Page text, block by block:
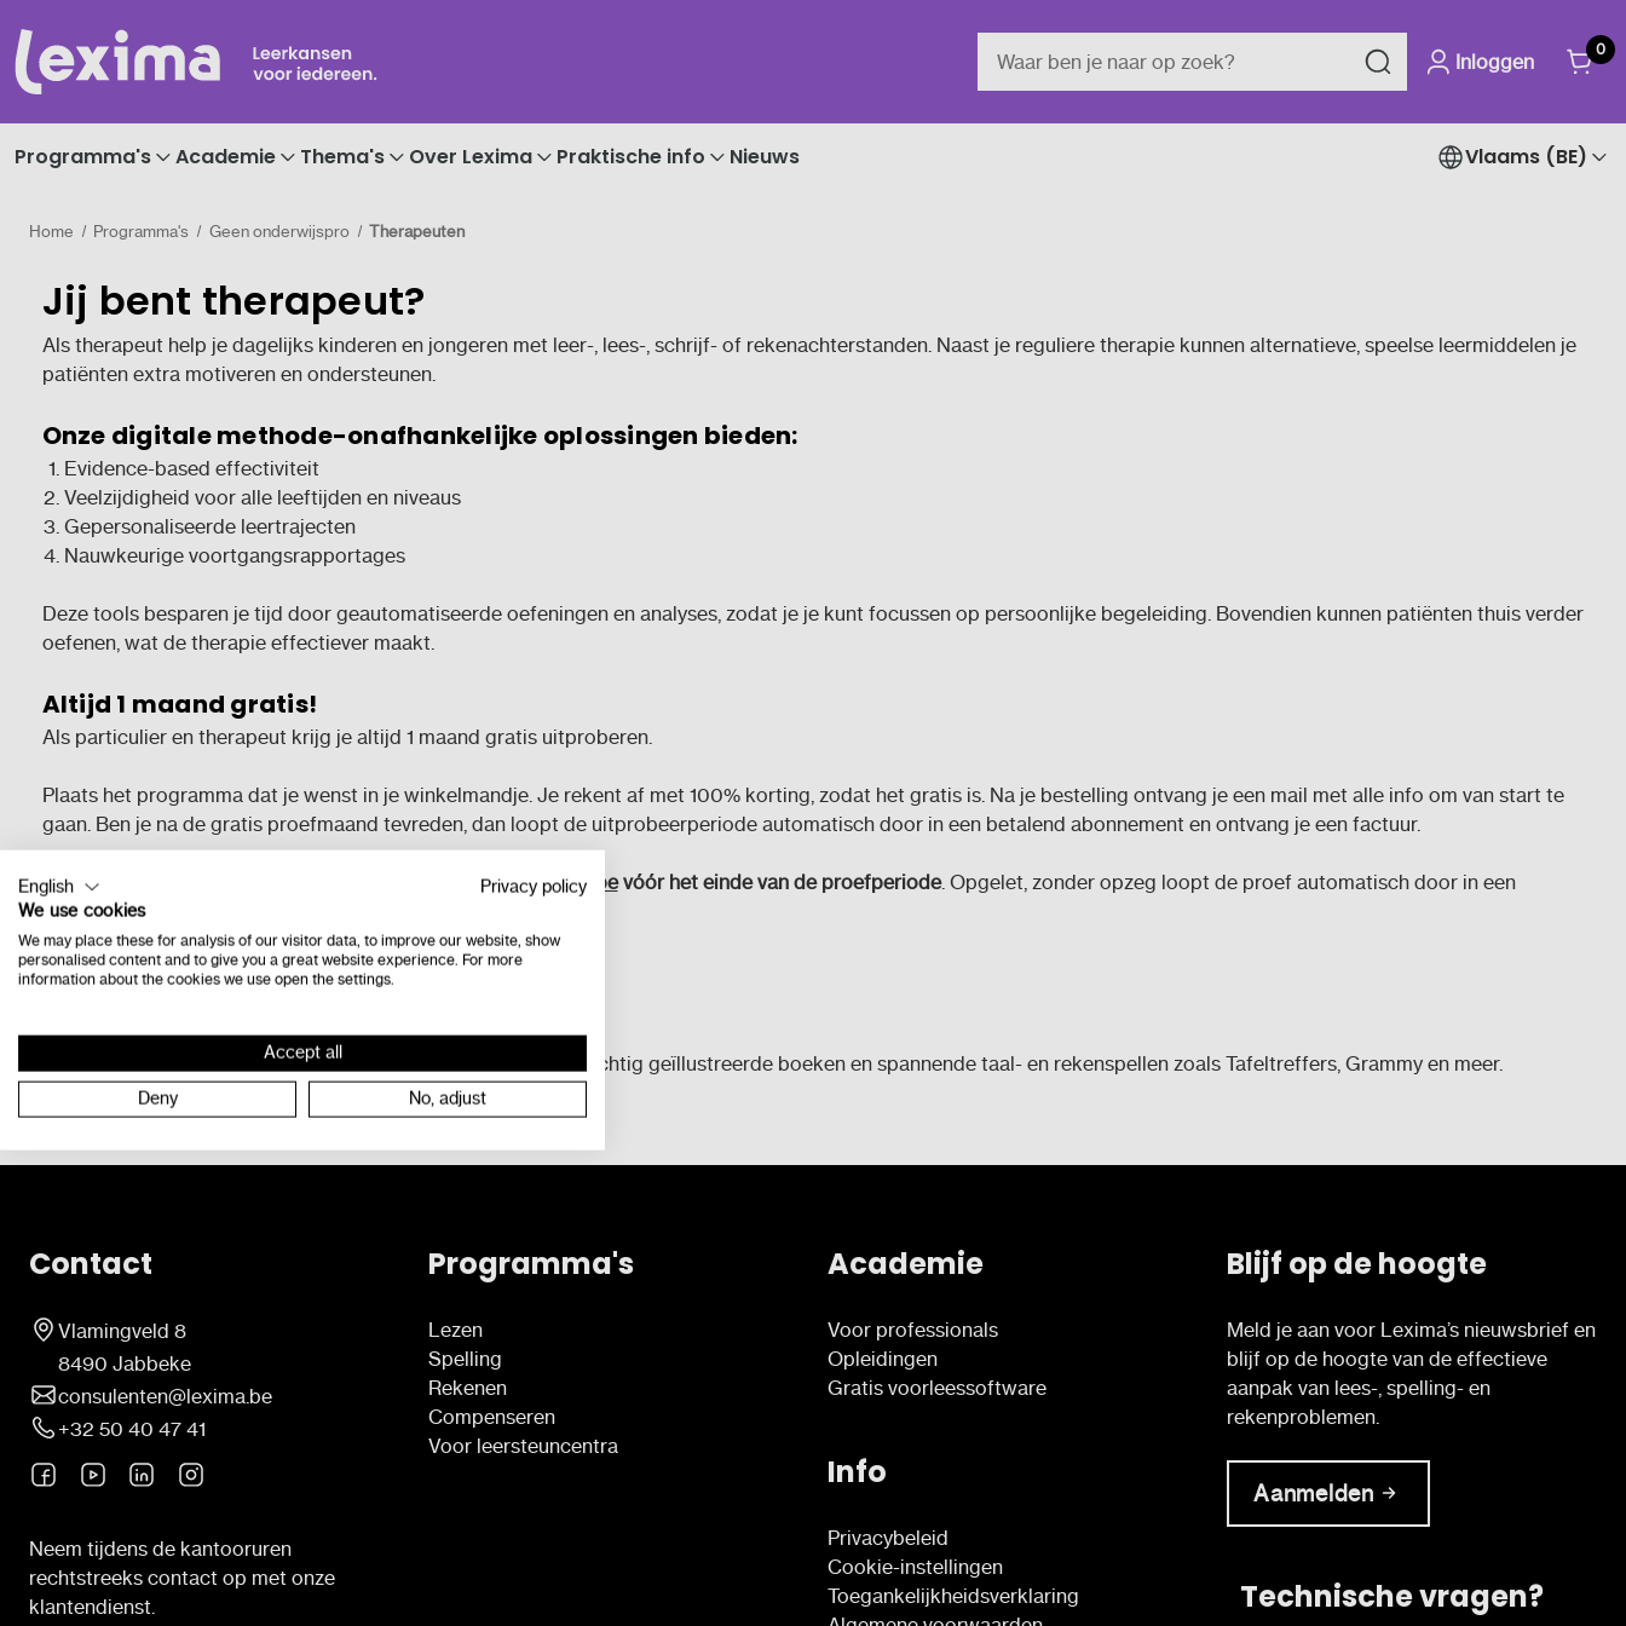
Inloggen
0
Programma's Academie Thema's Over Lexima Praktische info Nieuws Vlaams (BE)
Home Programma's Geen onderwijspro Therapeuten
Jij bent therapeut?
Als therapeut help je dagelijks kinderen en jongeren met leer-, lees-, schrijf- of rekenachterstanden. Naast je reguliere therapie kunnen alternatieve, speelse leermiddelen je
patiënten extra motiveren en ondersteunen.
Onze digitale methode-onafhankelijke oplossingen bieden:
Evidence-based effectiviteit
Veelzijdigheid voor alle leeftijden en niveaus
Gepersonaliseerde leertrajecten
Nauwkeurige voortgangsrapportages
Deze tools besparen je tijd door geautomatiseerde oefeningen en analyses, zodat je je kunt focussen op persoonlijke begeleiding. Bovendien kunnen patiënten thuis verder
oefenen, wat de therapie effectiever maakt.
Altijd 1 maand gratis!
Als particulier en therapeut krijg je altijd 1 maand gratis uitproberen.
Plaats het programma dat je wenst in je winkelmandje. Je rekent af met 100% korting, zodat het gratis is. Na je bestelling ontvang je een mail met alle info om van start te
gaan. Ben je na de gratis proefmaand tevreden, dan loopt de uitprobeerperiode automatisch door in een betalend abonnement en ontvang je een factuur.
Wil je stoppen? consulenten@lexima.be vóór het einde van de proefperiode. Opgelet, zonder opzeg loopt de proef automatisch door in een
betaald abonnement.
Kies voor Lexima en boost je therapeutische impact!
Ook op zoek naar fysiek materiaal?
aanbod van Uitgeverij Schoolsupport met prachtig geïllustreerde boeken en spannende taal- en rekenspellen zoals Tafeltreffers, Grammy en meer.
Contact
Vlamingveld 8
8490 Jabbeke
consulenten@lexima.be
+32 50 40 47 41
Neem tijdens de kantooruren
rechtstreeks contact op met onze
klantendienst.
Programma's
Lezen
Spelling
Rekenen
Compenseren
Voor leersteuncentra
Academie
Voor professionals
Opleidingen
Gratis voorleessoftware
Info
Privacybeleid
Cookie-instellingen
Toegankelijkheidsverklaring
Blijf op de hoogte
Meld je aan voor Lexima’s nieuwsbrief en
blijf op de hoogte van de effectieve
aanpak van lees-, spelling- en
rekenproblemen.
Aanmelden
Technische vragen?
English
Privacy policy
We use cookies
We may place these for analysis of our visitor data, to improve our website, show
personalised content and to give you a great website experience. For more
information about the cookies we use open the settings.
Accept all
Deny No, adjust